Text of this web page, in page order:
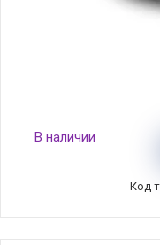
Кастрюля
В наличии
Код